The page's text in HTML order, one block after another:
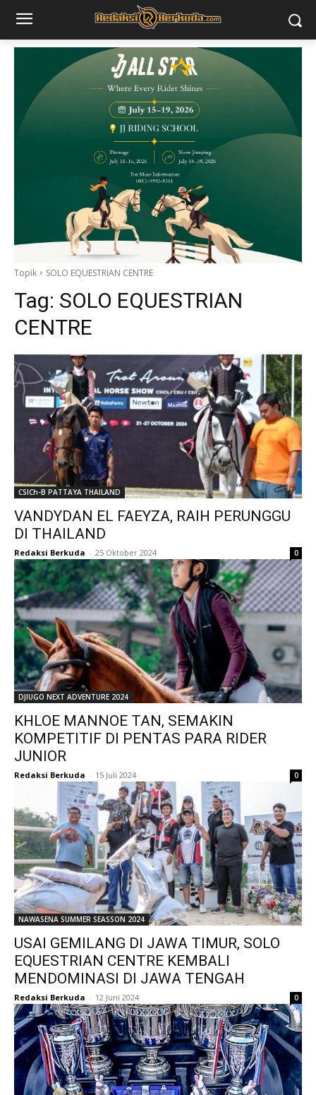
Topik SOLO EQUESTRIAN CENTRE
Tag: SOLO EQUESTRIAN
CENTRE
CSICh-B PATTAYA THAILAND
VANDYDAN EL FAEYZA, RAIH PERUNGGU
DI THAILAND
Redaksi Berkuda - 25 Oktober 2024 0
DJIUGO NEXT ADVENTURE 2024
KHLOE MANNOE TAN, SEMAKIN
KOMPETITIF DI PENTAS PARA RIDER
JUNIOR
Redaksi Berkuda - 15 Juli 2024 0
NAWASENA SUMMER SEASSON 2024
USAI GEMILANG DI JAWA TIMUR, SOLO
EQUESTRIAN CENTRE KEMBALI
MENDOMINASI DI JAWA TENGAH
Redaksi Berkuda - 12 Juni 2024 0